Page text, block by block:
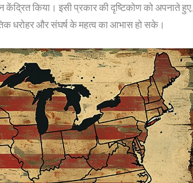
केंद्रित किया। इसी प्रकार की दृष्टिकोण को अपनाते हुए,
धरोहर और संघर्ष के महत्व का आभास हो सके।